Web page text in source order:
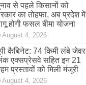
से पहले किसानों को
का तोहफा, अब प्रदेश में
होगी फसल बीमा योजना
August 4, 2026
कैबिनेट: 74 किमी लंबे जेवर
एक्सप्रेसवे सहित इन 21
प्रस्तावों को मिली मंजूरी
August 4, 2026